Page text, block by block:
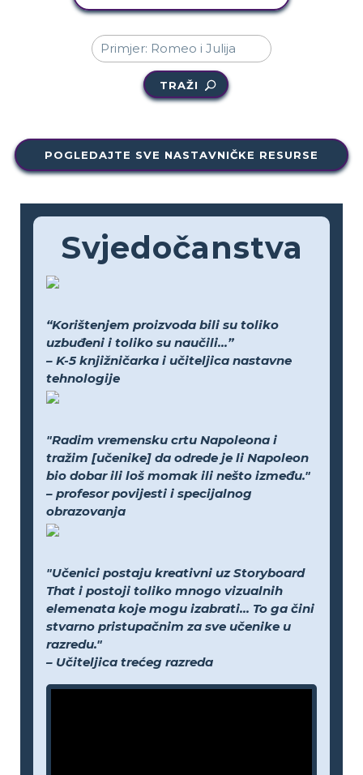
TRAŽI
POGLEDAJTE SVE NASTAVNIČKE RESURSE
Svjedočanstva
“Korištenjem proizvoda bili su toliko
uzbuđeni i toliko su naučili...”
– K-5 knjižničarka i učiteljica nastavne
tehnologije
"Radim vremensku crtu Napoleona i
tražim [učenike] da odrede je li Napoleon
bio dobar ili loš momak ili nešto između."
– profesor povijesti i specijalnog
obrazovanja
"Učenici postaju kreativni uz Storyboard
That i postoji toliko mnogo vizualnih
elemenata koje mogu izabrati... To ga čini
stvarno pristupačnim za sve učenike u
razredu."
– Učiteljica trećeg razreda